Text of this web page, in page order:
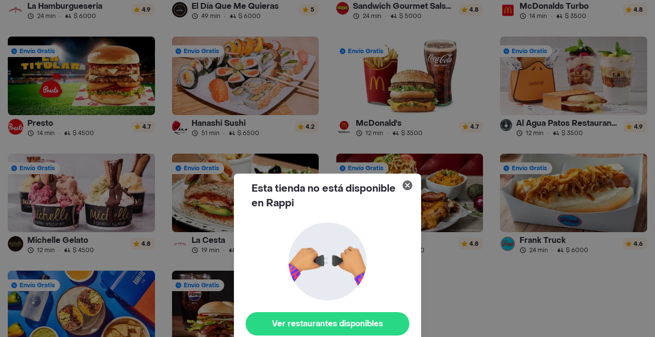
La Hamburgueseria
24 min · $ 6000
4.9 El Día Que Me Quieras
49 min · $ 6000
5 Sandwich Gourmet Salsa de Ajo
24 min · $ 5000
4.8 McDonalds Turbo
14 min · $ 3500
4.8
Envío Gratis
Presto
14 min · $ 4500
4.7
Envío Gratis
Hanashi Sushi
51 min · $ 6500
4.2
Envío Gratis
McDonald's
12 min · $ 3500
4.7
Envío Gratis
Al Agua Patos Restaurante - Turbo
12 min · $ 3500
4.9
Envío Gratis
Michelle Gelato
12 min · $ 4500
4.8
Envío Gratis
La Cesta
19 min ·
Envío Gratis
Los Pollitos
$ 5500
4.8
Envío Gratis
Frank Truck
24 min · $ 6000
4.6
Envío Gratis Envío Gratis
Esta tienda no está disponible
en Rappi
Ver restaurantes disponibles